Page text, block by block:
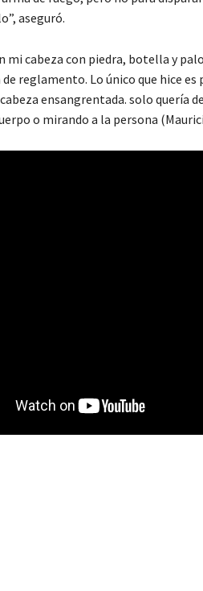
aseguró.
mi cabeza con piedra, botella y
reglamento. Lo único que hice es
ensangrentada. solo quería
o mirando a la persona